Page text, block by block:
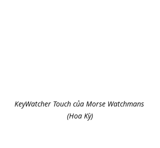
KeyWatcher Touch của Morse Watchmans
(Hoa Kỳ)